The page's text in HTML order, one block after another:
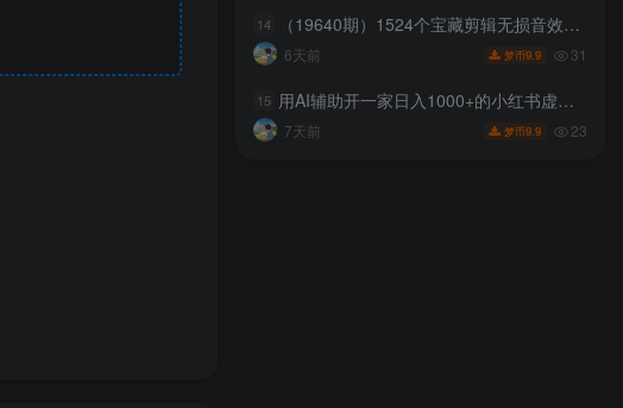
14 （19640期）1524个宝藏剪辑无损音效！日常常见工具音效包，含扳手、剪刀、锯, 泵, 斧头，锤子工具等，中文分类
6天前 梦币9.9 31
15 用AI辅助开一家日入1000+的小红书虚拟店铺，布局搜索流量长期稳定变现【揭秘】
7天前 梦币9.9 23